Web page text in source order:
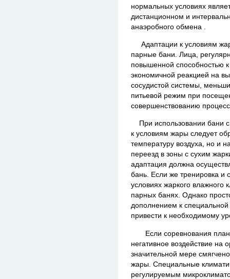
нормальных условиях
дистанционном и
анаэробного обмена .
Адаптации к условиям
парные бани. Лица,
повышенной способностью
экономичной реакцией на
сосудистой системы,
питьевой режим при
совершенствованию
При использовании бани
к условиям жары следует
температуру воздуха, но и
переезд в зоны с сухим
адаптация должна
бань. Если же тренировка и
условиях жаркого влажного
парных банях. Однако
дополнением к
привести к необходимому
Если соревнования
негативное воздействие на
значительной мере
жары. Специальные
регулируемым